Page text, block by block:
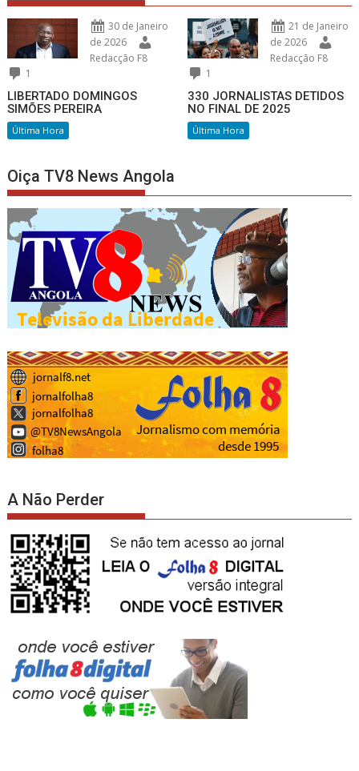
30 de Janeiro
de 2026
Redacção F8
1
LIBERTADO DOMINGOS
SIMÕES PEREIRA
Última Hora
21 de Janeiro
de 2026
Redacção F8
1
330 JORNALISTAS DETIDOS
NO FINAL DE 2025
Última Hora
Oiça TV8 News Angola
A Não Perder